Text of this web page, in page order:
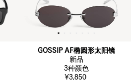
GOSSIP AF椭圆形太阳镜
新品
3种颜色
¥3,850